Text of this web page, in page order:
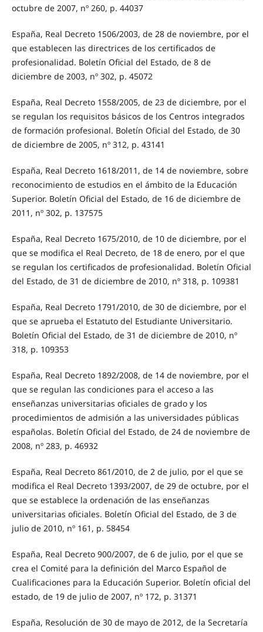
octubre de 2007, nº 260, p. 44037
España, Real Decreto 1506/2003, de 28 de noviembre, por el
que establecen las directrices de los certificados de
profesionalidad. Boletín Oficial del Estado, de 8 de
diciembre de 2003, nº 302, p. 45072
España, Real Decreto 1558/2005, de 23 de diciembre, por el
se regulan los requisitos básicos de los Centros integrados
de formación profesional. Boletín Oficial del Estado, de 30
de diciembre de 2005, nº 312, p. 43141
España, Real Decreto 1618/2011, de 14 de noviembre, sobre
reconocimiento de estudios en el ámbito de la Educación
Superior. Boletín Oficial del Estado, de 16 de diciembre de
2011, nº 302, p. 137575
España, Real Decreto 1675/2010, de 10 de diciembre, por el
que se modifica el Real Decreto, de 18 de enero, por el que
se regulan los certificados de profesionalidad. Boletín Oficial
del Estado, de 31 de diciembre de 2010, nº 318, p. 109381
España, Real Decreto 1791/2010, de 30 de diciembre, por el
que se aprueba el Estatuto del Estudiante Universitario.
Boletín Oficial del Estado, de 31 de diciembre de 2010, nº
318, p. 109353
España, Real Decreto 1892/2008, de 14 de noviembre, por el
que se regulan las condiciones para el acceso a las
enseñanzas universitarias oficiales de grado y los
procedimientos de admisión a las universidades públicas
españolas. Boletín Oficial del Estado, de 24 de noviembre de
2008, nº 283, p. 46932
España, Real Decreto 861/2010, de 2 de julio, por el que se
modifica el Real Decreto 1393/2007, de 29 de octubre, por el
que se establece la ordenación de las enseñanzas
universitarias oficiales. Boletín Oficial del Estado, de 3 de
julio de 2010, nº 161, p. 58454
España, Real Decreto 900/2007, de 6 de julio, por el que se
crea el Comité para la definición del Marco Español de
Cualificaciones para la Educación Superior. Boletín oficial del
estado, de 19 de julio de 2007, nº 172, p. 31371
España, Resolución de 30 de mayo de 2012, de la Secretaría